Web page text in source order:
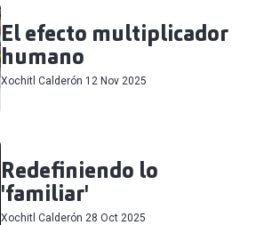
El efecto multiplicador
humano
Xochitl Calderón 12 Nov 2025
Redefiniendo lo
'familiar'
Xochitl Calderón 28 Oct 2025